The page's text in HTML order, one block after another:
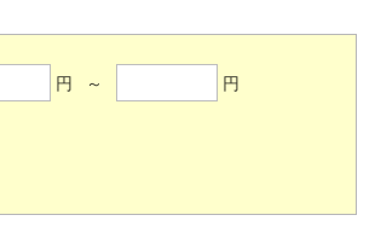
円 ～ 円